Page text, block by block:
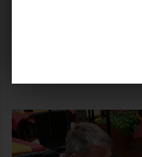
Figula Mihály lett